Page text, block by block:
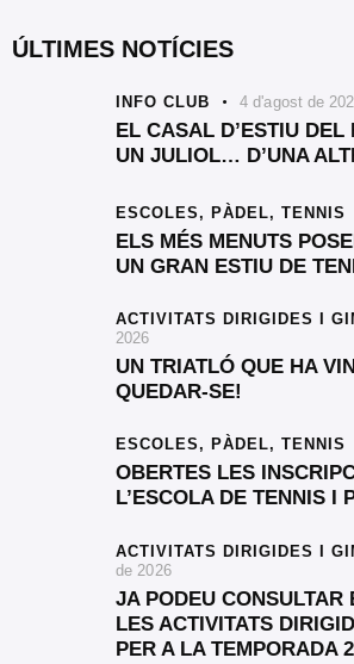
ÚLTIMES NOTÍCIES
INFO CLUB 4 d'agost de
EL CASAL D’ESTIU DEL
UN JULIOL… D’UNA
ESCOLES, PÀDEL, TENNIS
ELS MÉS MENUTS
UN GRAN ESTIU DE
ACTIVITATS DIRIGIDES I
2026
UN TRIATLÓ QUE HA
QUEDAR-SE!
ESCOLES, PÀDEL, TENNIS
OBERTES LES
L’ESCOLA DE TENNIS I
ACTIVITATS DIRIGIDES I
de 2026
JA PODEU CONSULTAR
LES ACTIVITATS
PER A LA TEMPORADA